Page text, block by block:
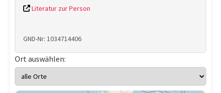
Literatur zur Person
GND-Nr: 1034714406
Ort auswählen: